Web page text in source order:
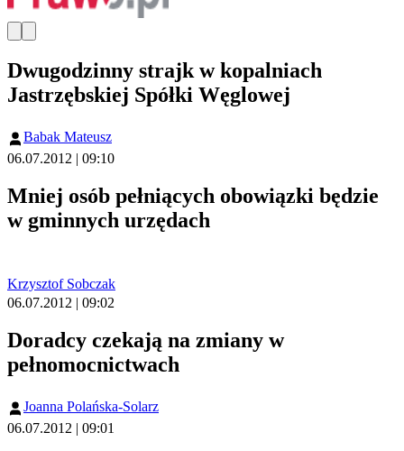
Dwugodzinny strajk w kopalniach
Jastrzębskiej Spółki Węglowej
Babak Mateusz
06.07.2012 | 09:10
Mniej osób pełniących obowiązki będzie
w gminnych urzędach
Krzysztof Sobczak
06.07.2012 | 09:02
Doradcy czekają na zmiany w
pełnomocnictwach
Joanna Polańska-Solarz
06.07.2012 | 09:01